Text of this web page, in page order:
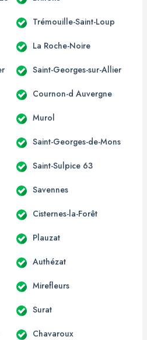
Trémouille-Saint-Loup
La Roche-Noire
Saint-Georges-sur-Allier
Cournon-d Auvergne
Murol
Saint-Georges-de-Mons
Saint-Sulpice 63
Savennes
Cisternes-la-Forêt
Plauzat
Authézat
Mirefleurs
Surat
Chavaroux